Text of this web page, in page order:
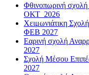
Φθινοπωρινή
ΟΚΤ 2026
Χειμωνιάτικη
ΦΕΒ 2027
Εαρινή σχολή
2027
Σχολή Μέσου
2027